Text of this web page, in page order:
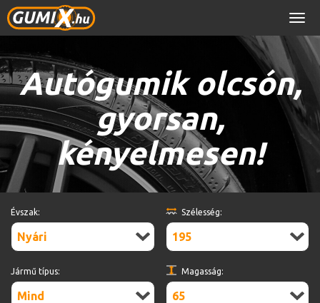
Autógumik olcsón,
gyorsan,
kényelmesen!
Évszak:
Nyári
Jármű típus:
Mind
Szélesség:
195
Magasság:
65